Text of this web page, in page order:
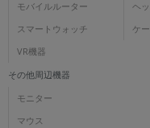
モバイルルーター
スマートウォッチ
VR機器
ヘ
ケ
その他周辺機器
モニター
マウス